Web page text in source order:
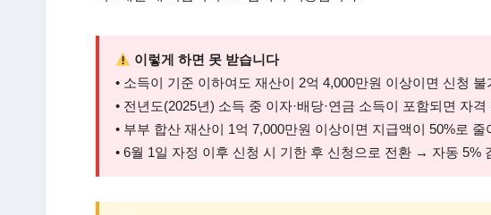
이렇게 하면 못 받습니다
• 소득이 기준 이하여도 재산이 2억 4,000만원 이상이면 신청 불
• 전년도(2025년) 소득 중 이자·배당·연금 소득이 포함되면 자
• 부부 합산 재산이 1억 7,000만원 이상이면 지급액이 50%로 줄
• 6월 1일 자정 이후 신청 시 기한 후 신청으로 전환 → 자동 5%